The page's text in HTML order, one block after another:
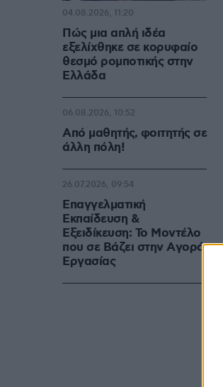
Πώς μια απλή ιδέα
εξελίχθηκε σε κορυφαίο
θεσμό ρομποτικής στην
Ελλάδα
04.08.2026, 11:20
Από μαθητής, φοιτητής σε
άλλη πόλη!
06.08.2026, 10:52
Επαγγελματική
Εκπαίδευση &
Εξειδίκευση: Το Mοντέλο
που σε Bάζει στην Aγορά
Eργασίας
26.07.2026, 09:54